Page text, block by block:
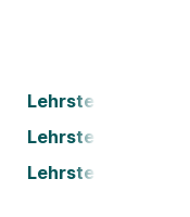
Lehrstellen
Lehrstellen Graz
Lehrstellen